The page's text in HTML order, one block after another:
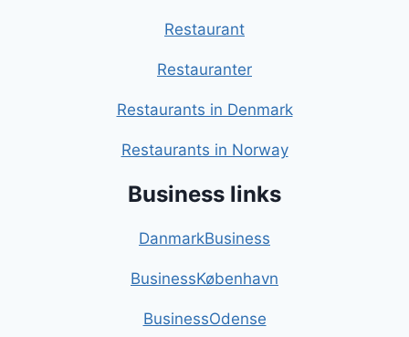
Restaurant
Restauranter
Restaurants in Denmark
Restaurants in Norway
Business links
DanmarkBusiness
BusinessKøbenhavn
BusinessOdense